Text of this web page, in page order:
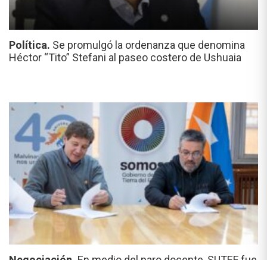
Política. Se promulgó la ordenanza que denomina
Héctor “Tito” Stefani al paseo costero de Ushuaia